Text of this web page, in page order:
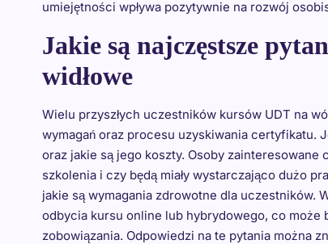
umiejętności wpływa pozytywnie na rozwój
Jakie są najczęstsze
widłowe
Wielu przyszłych uczestników kursów UDT na
wymagań oraz procesu uzyskiwania certyfikatu.
oraz jakie są jego koszty. Osoby
szkolenia i czy będą miały wystarczająco dużo
jakie są wymagania zdrowotne dla uczestników.
odbycia kursu online lub hybrydowego, co
zobowiązania. Odpowiedzi na te pytania można